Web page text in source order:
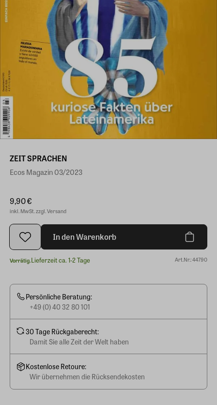
ZEIT SPRACHEN
Ecos Magazin 03/2023
9,90 €
inkl. MwSt. zzgl. Versand
In den Warenkorb
Vorrätig.Lieferzeit ca. 1-2 Tage Art.Nr.: 44790
Persönliche Beratung:
+49 (0) 40 32 80 101
30 Tage Rückgaberecht:
Damit Sie alle Zeit der Welt haben
Kostenlose Retoure:
Wir übernehmen die Rücksendekosten